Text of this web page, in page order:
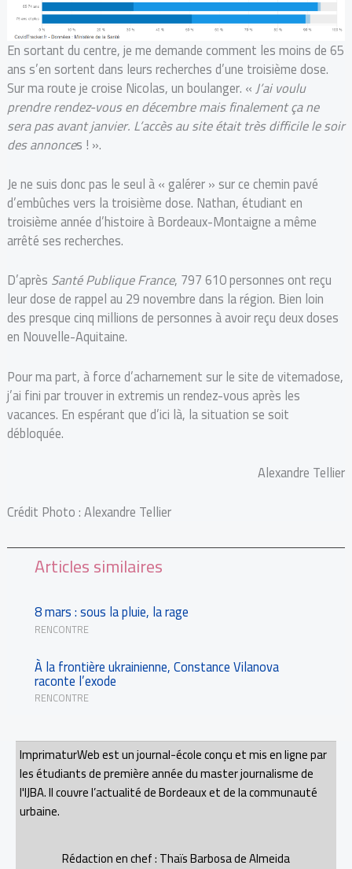
En sortant du centre, je me demande comment les moins de 65
ans s’en sortent dans leurs recherches d’une troisième dose.
Sur ma route je croise Nicolas, un boulanger. «J’ai voulu
prendre rendez-vous en décembre mais finalement ça ne
sera pas avant janvier. L’accès au site était très difficile le soir
des annonces ! ».
Je ne suis donc pas le seul à « galérer » sur ce chemin pavé
d’embûches vers la troisième dose. Nathan, étudiant en
troisième année d’histoire à Bordeaux-Montaigne a même
arrêté ses recherches.
D’après Santé Publique France, 797 610 personnes ont reçu
leur dose de rappel au 29 novembre dans la région. Bien loin
des presque cinq millions de personnes à avoir reçu deux doses
en Nouvelle-Aquitaine.
Pour ma part, à force d’acharnement sur le site de vitemadose,
j’ai fini par trouver in extremis un rendez-vous après les
vacances. En espérant que d’ici là, la situation se soit
débloquée.
Alexandre Tellier
Crédit Photo : Alexandre Tellier
Articles similaires
8 mars : sous la pluie, la rage
RENCONTRE
À la frontière ukrainienne, Constance Vilanova
raconte l’exode
RENCONTRE
ImprimaturWeb est un journal-école conçu et mis en ligne par
les étudiants de première année du master journalisme de
l'IJBA. Il couvre l’actualité de Bordeaux et de la communauté
urbaine.
Rédaction en chef : Thaïs Barbosa de Almeida